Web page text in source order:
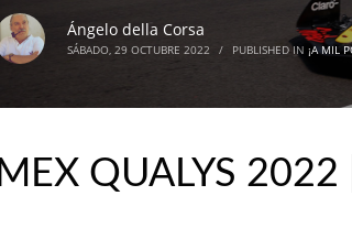
Ángelo della Corsa
SÁBADO, 29 OCTUBRE 2022 / PUBLISHED IN¡A MIL
MEX QUALYS 2022